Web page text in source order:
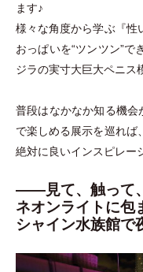
ます♪
様々な角度から学ぶ『性
おっぱいを“ツンツン”で
ジラの実寸大巨大ペニス
普段はなかなか知る機会
で楽しめる展示を巡れば
絶対に良いインスピレー
――見て、触って
ネオンライトに包
シャイン水族館